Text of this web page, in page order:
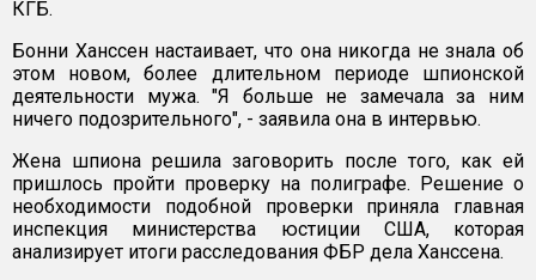
КГБ.
Бонни Ханссен настаивает, что она никогда не знала об
этом новом, более длительном периоде шпионской
деятельности мужа. "Я больше не замечала за ним
ничего подозрительного", - заявила она в интервью.
Жена шпиона решила заговорить после того, как ей
пришлось пройти проверку на полиграфе. Решение о
необходимости подобной проверки приняла главная
инспекция министерства юстиции США, которая
анализирует итоги расследования ФБР дела Ханссена.